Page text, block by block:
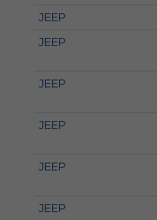
JEEP
JEEP
JEEP
JEEP
JEEP
JEEP